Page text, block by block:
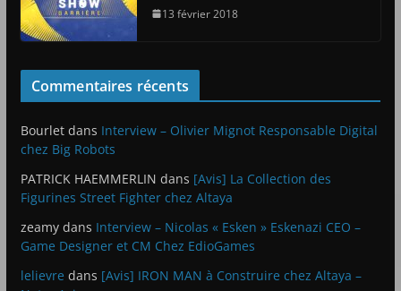
13 février 2018
Commentaires récents
Bourletdans Interview – Olivier Mignot Responsable Digital
chez Big Robots
PATRICK HAEMMERLIN dans [Avis] La Collection des
Figurines Street Fighter chez Altaya
zeamydans Interview – Nicolas « Esken » Eskenazi CEO –
Game Designer et CM Chez EdioGames
lelievre dans [Avis] IRON MAN à Construire chez Altaya –